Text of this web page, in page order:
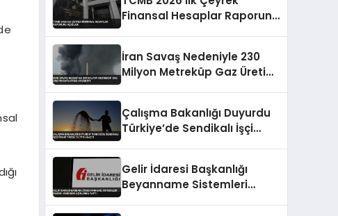
Finansal Hesaplar Raporunu
İran Savaş Nedeniyle 230
Milyon Metreküp Gaz Üretim
Çalışma Bakanlığı Duyurdu
Türkiye’de Sendikalı İşçi
Gelir İdaresi Başkanlığı
Beyanname Sistemleri